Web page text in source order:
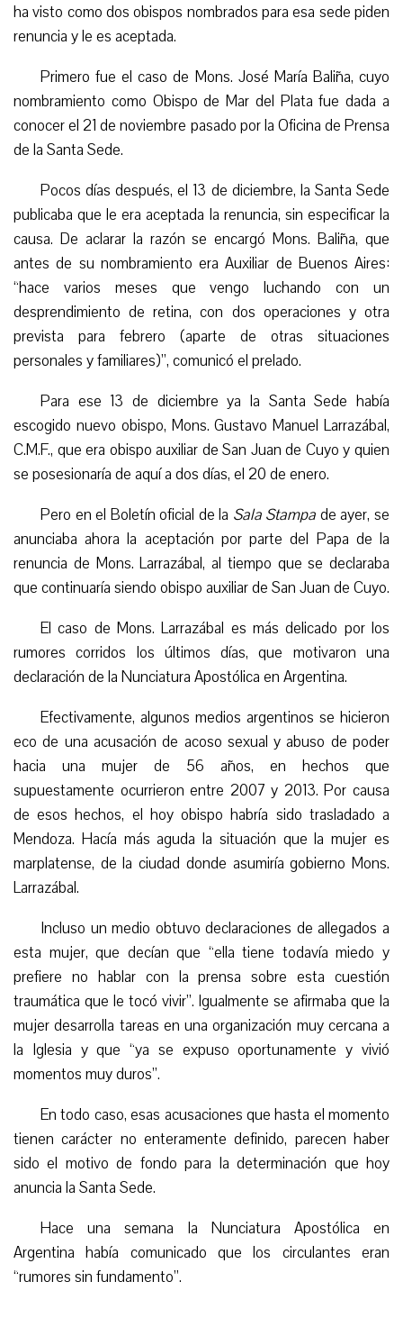
ha visto como dos obispos nombrados para esa sede piden
renuncia y le es aceptada.
Primero fue el caso de Mons. José María Baliña, cuyo
nombramiento como Obispo de Mar del Plata fue dada a
conocer el 21 de noviembre pasado por la Oficina de Prensa
de la Santa Sede.
Pocos días después, el 13 de diciembre, la Santa Sede
publicaba que le era aceptada la renuncia, sin especificar la
causa. De aclarar la razón se encargó Mons. Baliña, que
antes de su nombramiento era Auxiliar de Buenos Aires:
“hace varios meses que vengo luchando con un
desprendimiento de retina, con dos operaciones y otra
prevista para febrero (aparte de otras situaciones
personales y familiares)”, comunicó el prelado.
Para ese 13 de diciembre ya la Santa Sede había
escogido nuevo obispo, Mons. Gustavo Manuel Larrazábal,
C.M.F., que era obispo auxiliar de San Juan de Cuyo y quien
se posesionaría de aquí a dos días, el 20 de enero.
Pero en el Boletín oficial de la Sala Stampa de ayer, se
anunciaba ahora la aceptación por parte del Papa de la
renuncia de Mons. Larrazábal, al tiempo que se declaraba
que continuaría siendo obispo auxiliar de San Juan de Cuyo.
El caso de Mons. Larrazábal es más delicado por los
rumores corridos los últimos días, que motivaron una
declaración de la Nunciatura Apostólica en Argentina.
Efectivamente, algunos medios argentinos se hicieron
eco de una acusación de acoso sexual y abuso de poder
hacia una mujer de 56 años, en hechos que
supuestamente ocurrieron entre 2007 y 2013. Por causa
de esos hechos, el hoy obispo habría sido trasladado a
Mendoza. Hacía más aguda la situación que la mujer es
marplatense, de la ciudad donde asumiría gobierno Mons.
Larrazábal.
Incluso un medio obtuvo declaraciones de allegados a
esta mujer, que decían que “ella tiene todavía miedo y
prefiere no hablar con la prensa sobre esta cuestión
traumática que le tocó vivir”. Igualmente se afirmaba que la
mujer desarrolla tareas en una organización muy cercana a
la Iglesia y que “ya se expuso oportunamente y vivió
momentos muy duros”.
En todo caso, esas acusaciones que hasta el momento
tienen carácter no enteramente definido, parecen haber
sido el motivo de fondo para la determinación que hoy
anuncia la Santa Sede.
Hace una semana la Nunciatura Apostólica en
Argentina había comunicado que los circulantes eran
“rumores sin fundamento”.